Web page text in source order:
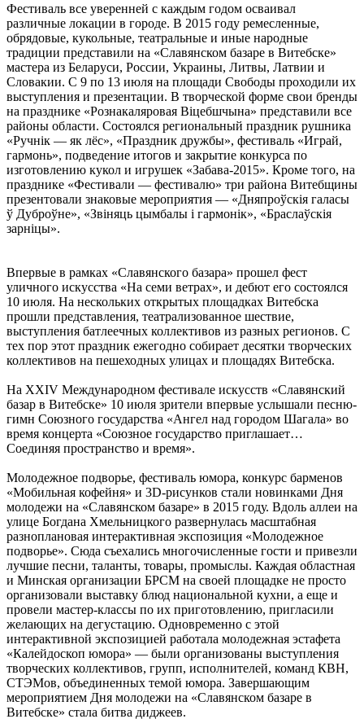
Фестиваль все уверенней с каждым годом осваивал
различные локации в городе. В 2015 году ремесленные,
обрядовые, кукольные, театральные и иные народные
традиции представили на «Славянском базаре в Витебске»
мастера из Беларуси, России, Украины, Литвы, Латвии и
Словакии. С 9 по 13 июля на площади Свободы проходили их
выступления и презентации. В творческой форме свои бренды
на празднике «Рознакаляровая Віцебшчына» представили все
районы области. Состоялся региональный праздник рушника
«Ручнік — як лёс», «Праздник дружбы», фестиваль «Играй,
гармонь», подведение итогов и закрытие конкурса по
изготовлению кукол и игрушек «Забава-2015». Кроме того, на
празднике «Фестивали — фестивалю» три района Витебщины
презентовали знаковые мероприятия — «Дняпроўскія галасы
ў Дуброўне», «Звіняць цымбалы і гармонік», «Браслаўскія
зарніцы».
Впервые в рамках «Славянского базара» прошел фест
уличного искусства «На семи ветрах», и дебют его состоялся
10 июля. На нескольких открытых площадках Витебска
прошли представления, театрализованное шествие,
выступления батлеечных коллективов из разных регионов. С
тех пор этот праздник ежегодно собирает десятки творческих
коллективов на пешеходных улицах и площадях Витебска.
На XXIV Международном фестивале искусств «Славянский
базар в Витебске» 10 июля зрители впервые услышали песню-
гимн Союзного государства «Ангел над городом Шагала» во
время концерта «Союзное государство приглашает…
Соединяя пространство и время».
Молодежное подворье, фестиваль юмора, конкурс барменов
«Мобильная кофейня» и 3D-рисунков стали новинками Дня
молодежи на «Славянском базаре» в 2015 году. Вдоль аллеи на
улице Богдана Хмельницкого развернулась масштабная
разноплановая интерактивная экспозиция «Молодежное
подворье». Сюда съехались многочисленные гости и привезли
лучшие песни, таланты, товары, промыслы. Каждая областная
и Минская организации БРСМ на своей площадке не просто
организовали выставку блюд национальной кухни, а еще и
провели мастер-классы по их приготовлению, пригласили
желающих на дегустацию. Одновременно с этой
интерактивной экспозицией работала молодежная эстафета
«Калейдоскоп юмора» — были организованы выступления
творческих коллективов, групп, исполнителей, команд КВН,
СТЭМов, объединенных темой юмора. Завершающим
мероприятием Дня молодежи на «Славянском базаре в
Витебске» стала битва диджеев.